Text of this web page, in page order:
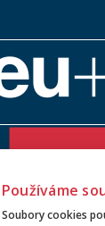
Používáme
Soubory cookies